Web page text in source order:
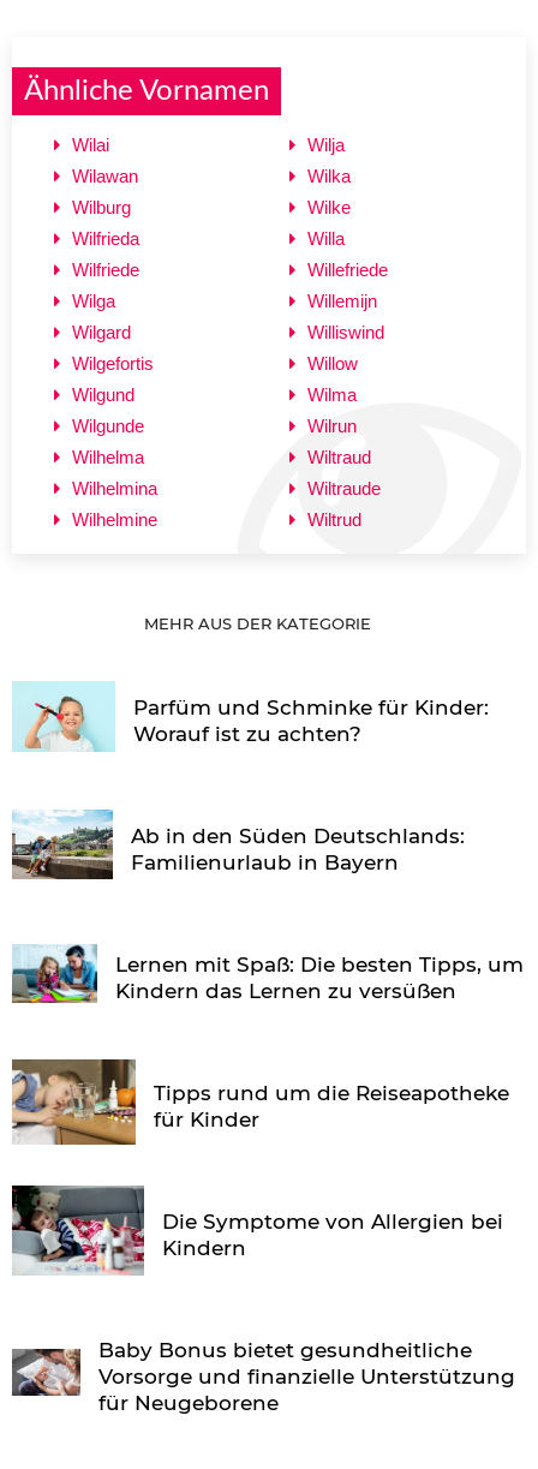
Ähnliche Vornamen
Wilai
Wilawan
Wilburg
Wilfrieda
Wilfriede
Wilga
Wilgard
Wilgefortis
Wilgund
Wilgunde
Wilhelma
Wilhelmina
Wilhelmine
Wilja
Wilka
Wilke
Willa
Willefriede
Willemijn
Williswind
Willow
Wilma
Wilrun
Wiltraud
Wiltraude
Wiltrud
MEHR AUS DER KATEGORIE
Parfüm und Schminke für Kinder:
Worauf ist zu achten?
Ab in den Süden Deutschlands:
Familienurlaub in Bayern
Lernen mit Spaß: Die besten Tipps, um
Kindern das Lernen zu versüßen
Tipps rund um die Reiseapotheke
für Kinder
Die Symptome von Allergien bei
Kindern
Baby Bonus bietet gesundheitliche
Vorsorge und finanzielle Unterstützung
für Neugeborene